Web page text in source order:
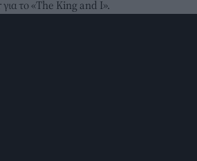
το «The King and I».